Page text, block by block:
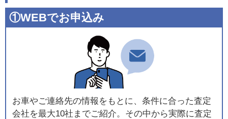
①WEBでお申込み
お車やご連絡先の情報をもとに、条件に合った査定
会社を最大10社までご紹介。その中から実際に査定